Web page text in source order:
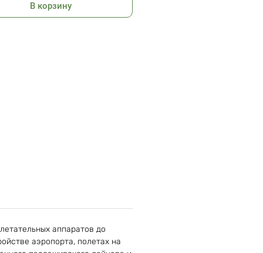
Семенова Марина
В корзину
аппаратов до
аэропорта, полетах на